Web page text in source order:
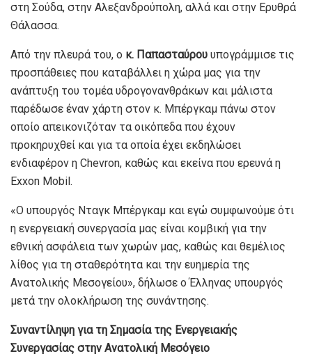
στη Σούδα, στην Αλεξανδρούπολη, αλλά και στην Ερυθρά
Θάλασσα.
Από την πλευρά του, ο κ. Παπασταύρου υπογράμμισε τις
προσπάθειες που καταβάλλει η χώρα μας για την
ανάπτυξη του τομέα υδρογονανθράκων και μάλιστα
παρέδωσε έναν χάρτη στον κ. Μπέργκαμ πάνω στον
οποίο απεικονιζόταν τα οικόπεδα που έχουν
προκηρυχθεί και για τα οποία έχει εκδηλώσει
ενδιαφέρον η Chevron, καθώς και εκείνα που ερευνά η
Exxon Mobil.
«Ο υπουργός Νταγκ Μπέργκαμ και εγώ συμφωνούμε ότι
η ενεργειακή συνεργασία μας είναι κομβική για την
εθνική ασφάλεια των χωρών μας, καθώς και θεμέλιος
λίθος για τη σταθερότητα και την ευημερία της
Ανατολικής Μεσογείου», δήλωσε ο Έλληνας υπουργός
μετά την ολοκλήρωση της συνάντησης.
Συναντίληψη για τη Σημασία της Ενεργειακής
Συνεργασίας στην Ανατολική Μεσόγειο